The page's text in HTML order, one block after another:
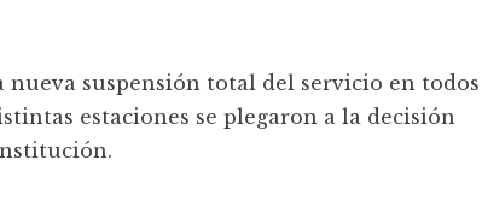
nueva suspensión total del servicio en todos
estaciones se plegaron a la decisión